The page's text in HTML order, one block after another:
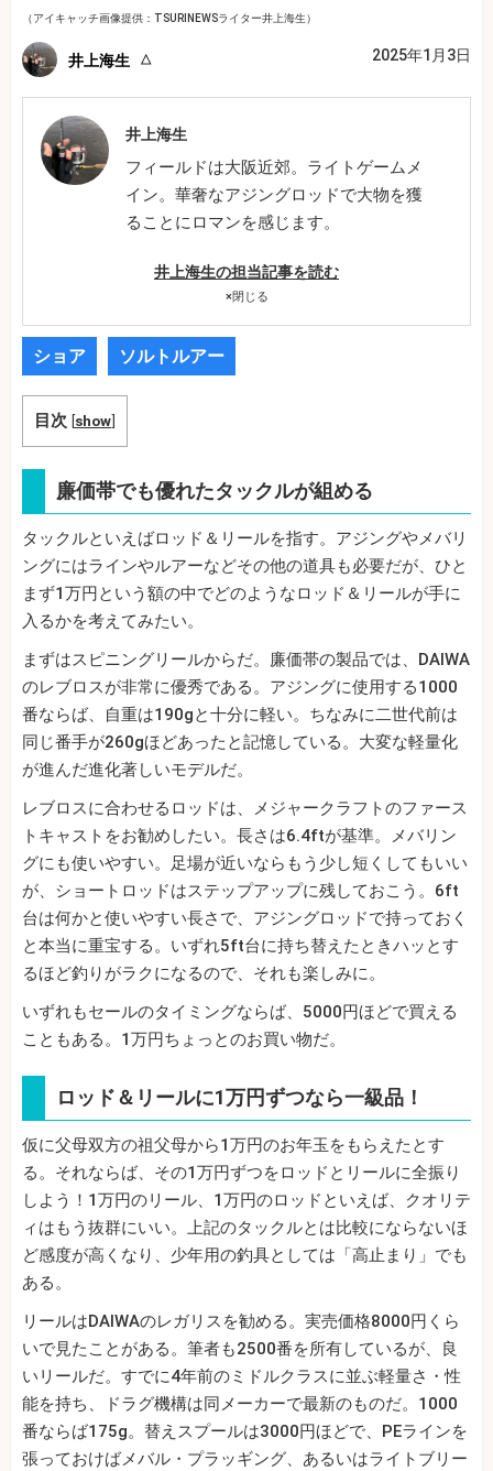
（アイキャッチ画像提供：TSURINEWSライター井上海生）
井上海生 2025年1月3日
井上海生
フィールドは大阪近郊。ライトゲームメ
イン。華奢なアジングロッドで大物を獲
ることにロマンを感じます。
井上海生の担当記事を読む
×閉じる
ショア ソルトルアー
目次 [show]
廉価帯でも優れたタックルが組める
タックルといえばロッド＆リールを指す。アジングやメバリ
ングにはラインやルアーなどその他の道具も必要だが、ひと
まず1万円という額の中でどのようなロッド＆リールが手に
入るかを考えてみたい。
まずはスピニングリールからだ。廉価帯の製品では、DAIWA
のレブロスが非常に優秀である。アジングに使用する1000
番ならば、自重は190gと十分に軽い。ちなみに二世代前は
同じ番手が260gほどあったと記憶している。大変な軽量化
が進んだ進化著しいモデルだ。
レブロスに合わせるロッドは、メジャークラフトのファース
トキャストをお勧めしたい。長さは6.4ftが基準。メバリン
グにも使いやすい。足場が近いならもう少し短くしてもいい
が、ショートロッドはステップアップに残しておこう。6ft
台は何かと使いやすい長さで、アジングロッドで持っておく
と本当に重宝する。いずれ5ft台に持ち替えたときハッとす
るほど釣りがラクになるので、それも楽しみに。
いずれもセールのタイミングならば、5000円ほどで買える
こともある。1万円ちょっとのお買い物だ。
ロッド＆リールに1万円ずつなら一級品！
仮に父母双方の祖父母から1万円のお年玉をもらえたとす
る。それならば、その1万円ずつをロッドとリールに全振り
しよう！1万円のリール、1万円のロッドといえば、クオリテ
ィはもう抜群にいい。上記のタックルとは比較にならないほ
ど感度が高くなり、少年用の釣具としては「高止まり」でも
ある。
リールはDAIWAのレガリスを勧める。実売価格8000円くら
いで見たことがある。筆者も2500番を所有しているが、良
いリールだ。すでに4年前のミドルクラスに並ぶ軽量さ・性
能を持ち、ドラグ機構は同メーカーで最新のものだ。1000
番ならば175g。替えスプールは3000円ほどで、PEラインを
張っておけばメバル・プラッギング、あるいはライトブリー